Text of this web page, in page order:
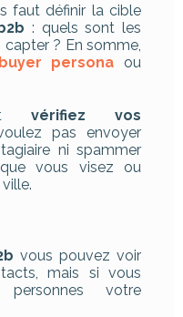
faut définir la cible
: quels sont les
? En somme,
buyer persona ou
et vérifiez vos
pas envoyer
ni spammer
que vous visez ou
vous pouvez voir
mais si vous
votre